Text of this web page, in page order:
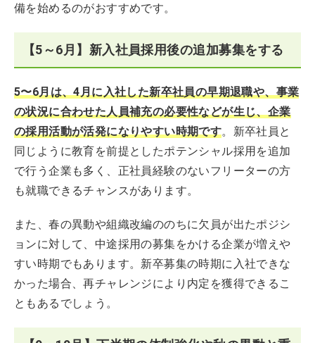
備を始めるのがおすすめです。
【5～6月】新入社員採用後の追加募集をする
5〜6月は、4月に入社した新卒社員の早期退職や、事業
の状況に合わせた人員補充の必要性などが生じ、企業
の採用活動が活発になりやすい時期です。新卒社員と
同じように教育を前提としたポテンシャル採用を追加
で行う企業も多く、正社員経験のないフリーターの方
も就職できるチャンスがあります。
また、春の異動や組織改編ののちに欠員が出たポジシ
ョンに対して、中途採用の募集をかける企業が増えや
すい時期でもあります。新卒募集の時期に入社できな
かった場合、再チャレンジにより内定を獲得できるこ
ともあるでしょう。